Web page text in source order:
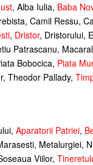
, Alba Iulia, Baba
Camil Ressu,
, Dristor, Dristorului,
Patrascanu,
Bobocica, Piata
Theodor Pallady,
Aparatorii Patriei,
Metalurgiei,
Viilor,